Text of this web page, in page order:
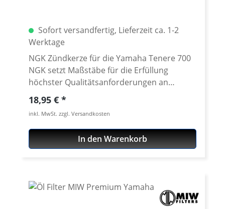
alle: · Yamaha Tenere 700 ab 2019
Sofort versandfertig, Lieferzeit ca. 1-2
Werktage
NGK Zündkerze für die Yamaha Tenere 700
NGK setzt Maßstäbe für die Erfüllung
höchster Qualitätsanforderungen an
Zündkerzen und gehört mit zu den
führenden Erstausrüstern vieler Hersteller.
Mit fortschrittlichen Technologien bietet
NGK einen Leistungsstandard, der auch
extremen Bedingungen standhält. Wenn es
14,0mm · Gewindedurchmesser: 10,0mm ·
Gewindelänge: 26,5mm ·
Elektrodenabstand: 0,9mm · Widerstand:
Regulärer Preis:
18,95 €
inkl. MwSt. zzgl. Versandkosten
In den Warenkorb